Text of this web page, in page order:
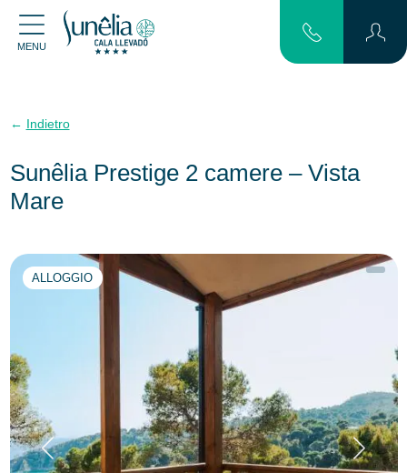
MENU
Indietro
Sunêlia Prestige 2 camere – Vista
Mare
ALLOGGIO